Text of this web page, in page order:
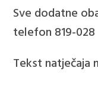
Sve dodatne
telefon 819-028
Tekst natječaja